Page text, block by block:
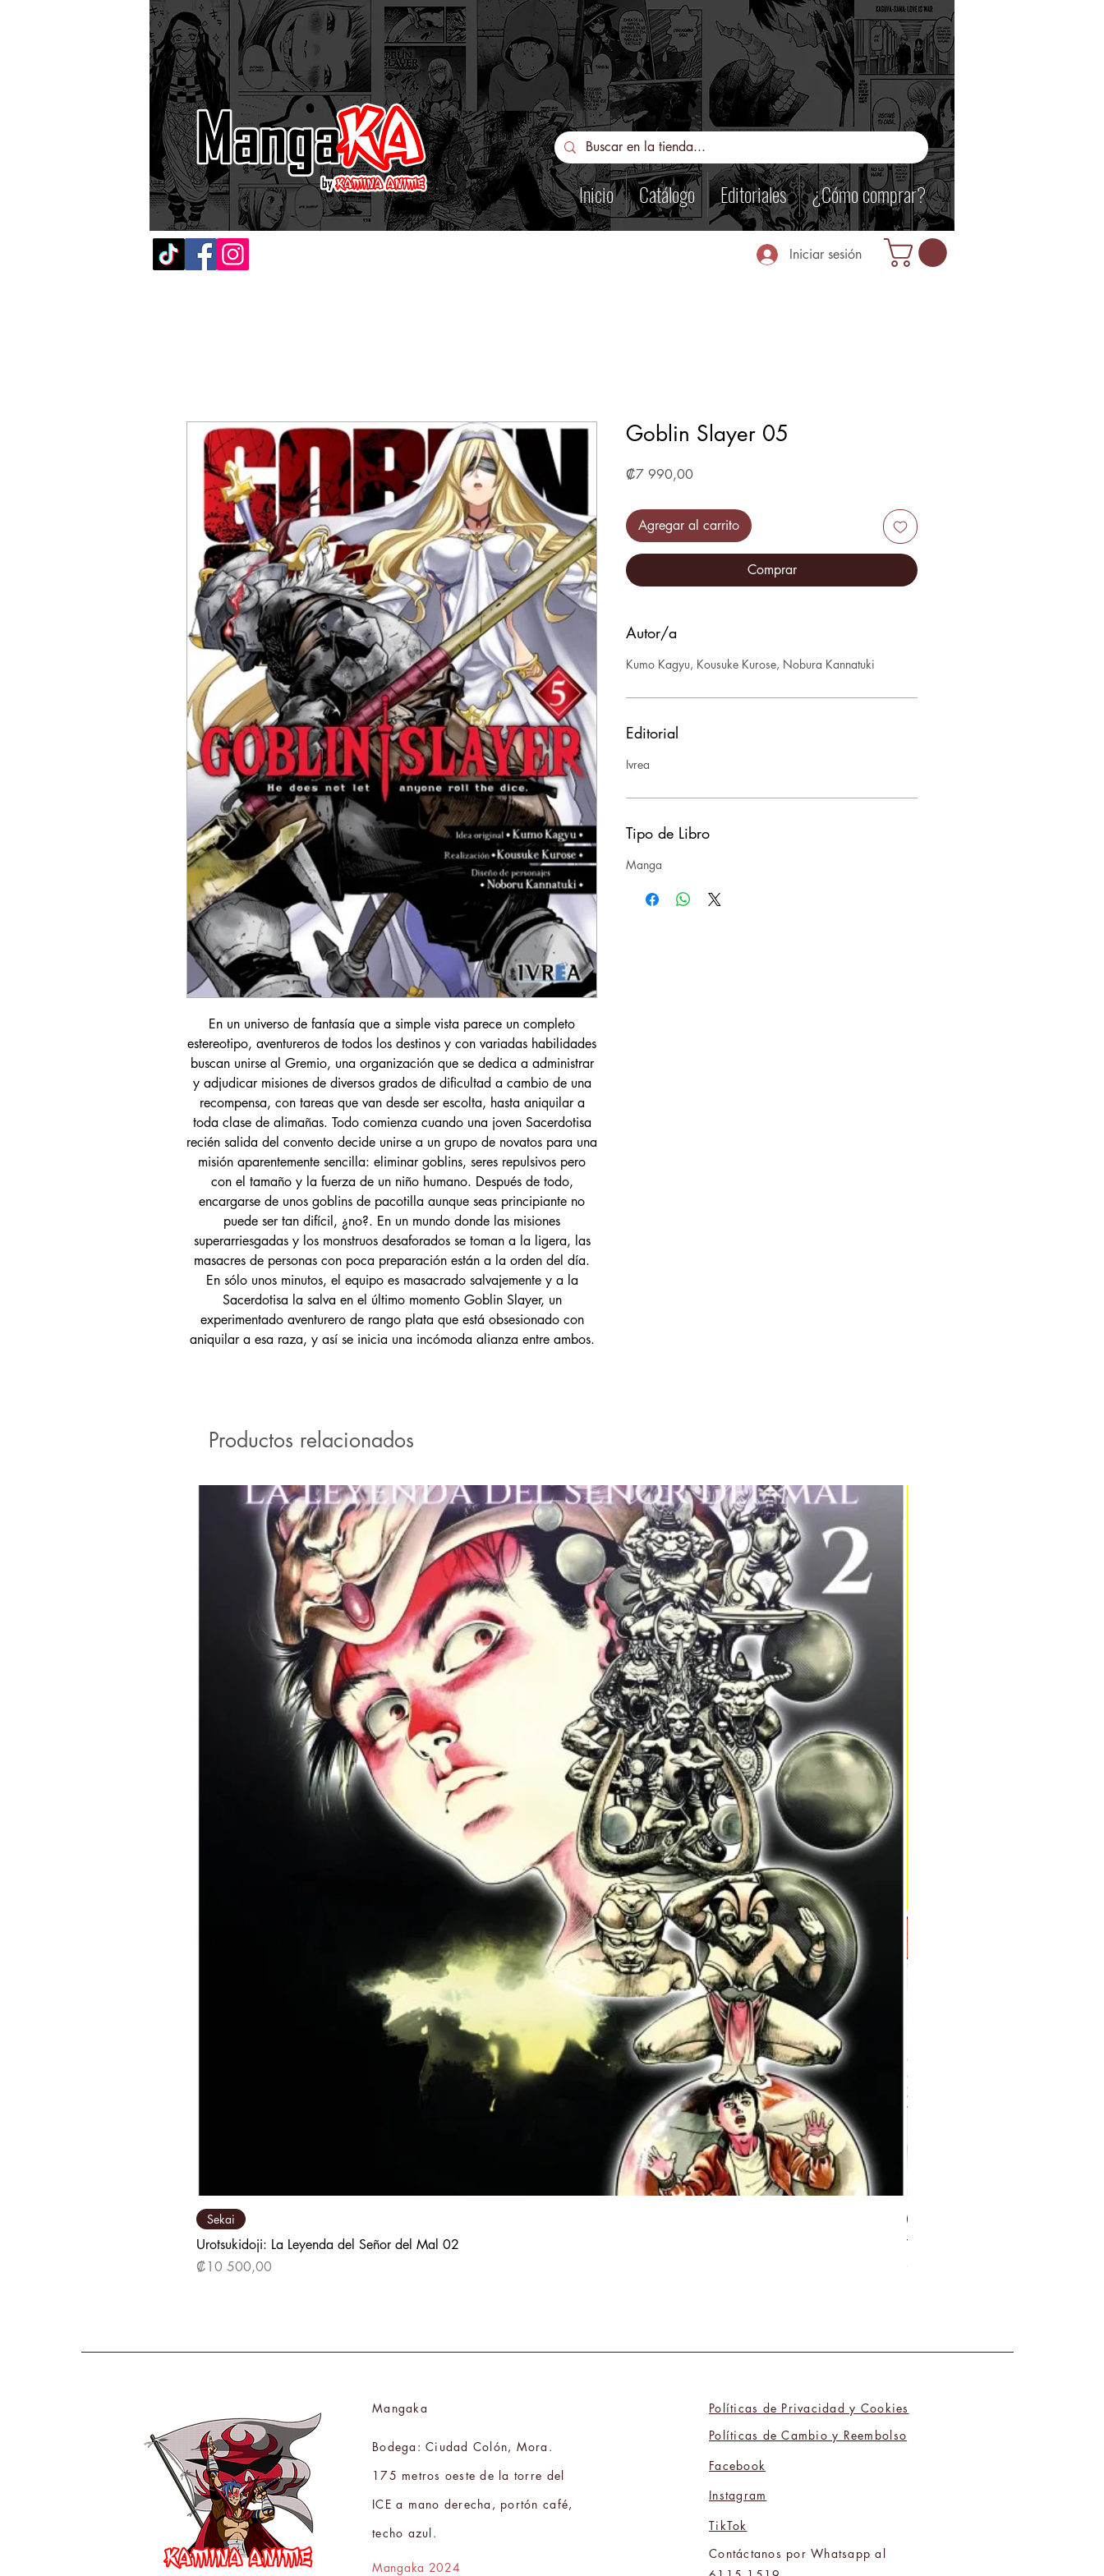
Inicio Catálogo Editoriales ¿Cómo comprar?
Iniciar sesión
En un universo de fantasía que a simple vista parece un completo
estereotipo, aventureros de todos los destinos y con variadas habilidades
buscan unirse al Gremio, una organización que se dedica a administrar
y adjudicar misiones de diversos grados de dificultad a cambio de una
recompensa, con tareas que van desde ser escolta, hasta aniquilar a
toda clase de alimañas. Todo comienza cuando una joven Sacerdotisa
recién salida del convento decide unirse a un grupo de novatos para una
misión aparentemente sencilla: eliminar goblins, seres repulsivos pero
con el tamaño y la fuerza de un niño humano. Después de todo,
encargarse de unos goblins de pacotilla aunque seas principiante no
puede ser tan difícil, ¿no?. En un mundo donde las misiones
superarriesgadas y los monstruos desaforados se toman a la ligera, las
masacres de personas con poca preparación están a la orden del día.
En sólo unos minutos, el equipo es masacrado salvajemente y a la
Sacerdotisa la salva en el último momento Goblin Slayer, un
experimentado aventurero de rango plata que está obsesionado con
aniquilar a esa raza, y así se inicia una incómoda alianza entre ambos.
Goblin Slayer 05
₡7 990,00Precio
Agregar al carrito
Comprar
Autor/a
Kumo Kagyu, Kousuke Kurose, Nobura Kannatuki
Editorial
Ivrea
Tipo de Libro
Manga
Productos relacionados
Sekai
Urotsukidoji: La Leyenda del Señor del Mal 02
Precio
₡10 500,00
Tú y Yo Somos Polos Opuestos 06
Mangaka
Bodega: Ciudad Colón, Mora.
175 metros oeste de la torre del
ICE a mano derecha, portón café,
techo azul.
Mangaka 2024
Políticas de Privacidad y Cookies
Políticas de Cambio y Reembolso
Facebook
Instagram
TikTok
Contáctanos por Whatsapp al